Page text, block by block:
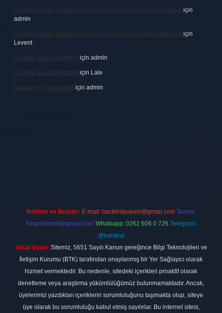
3 Bilgiyi Işleme Kuramına Göre Öğrenme Nasıl Olur Açıklayınız için
admin
3 Bilgiyi Işleme Kuramına Göre Öğrenme Nasıl Olur Açıklayınız için
Levent
2 Belge Nasıl Birleştirilir için admin
2 Belge Nasıl Birleştirilir için Lale
Baskın Alel Ne Demek için admin
Reklam ve İletişim: E-mail: backlinkpaneli@gmail.com Teams:
forumhizmeti@gmail.com Whatsapp: 0262 606 0 726 Telegram:
@karabul
Yasal Uyarı: Sitemiz, 5651 Sayılı Kanun gereğince Bilgi Teknolojileri ve
İletişim Kurumu (BTK) tarafından onaylanmış bir Yer Sağlayıcı olarak
hizmet vermektedir. Bu nedenle, sitedeki içerikleri proaktif olarak
denetleme veya araştırma yükümlülüğümüz bulunmamaktadır. Ancak,
üyelerimiz yazdıkları içeriklerin sorumluluğunu taşımakta olup, siteye
üye olarak bu sorumluluğu kabul etmiş sayılırlar. Bu internet sitesi,